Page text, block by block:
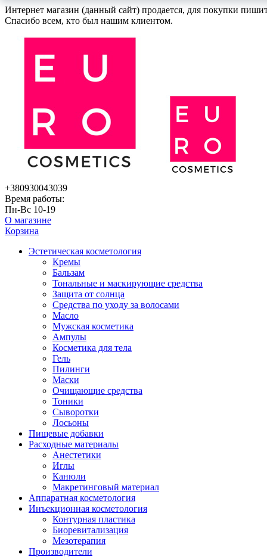
Интернет магазин (данный сайт) продается, для покупки
Спасибо всем, кто был нашим клиентом.
+380930043039
Время работы:
Пн-Вс 10-19
О магазине
Корзина
Эстетическая косметология
Кремы
Бальзам
Тональные и маскирующие средства
Защита от солнца
Средства по уходу за волосами
Масло
Мужская косметика
Ампулы
Косметика для тела
Гель
Пилинги
Маски
Очищающие средства
Тоники
Сыворотки
Лосьоны
Пищевые добавки
Расходные материалы
Анестетики
Иглы
Канюли
Макретинговый материал
Аппаратная косметология
Инъекционная косметология
Контурная пластика
Биоревитализация
Мезотерапия
Производители